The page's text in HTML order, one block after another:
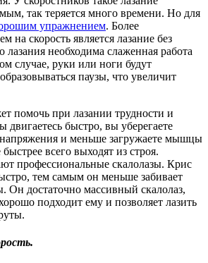
так теряется много времени. Но для
упражнением. Более
на скорость является лазание без
лазания необходима слаженная работа
случае, руки или ноги будут
паузы, что увеличит
помочь при лазании трудности и
двигаетесь быстро, вы уберегаете
и меньше загружаете мышцы
всего выходят из строя.
профессиональные скалолазы. Крис
тем самым он меньше забивает
Он достаточно массивный скалолаз,
подходит ему и позволяет лазить